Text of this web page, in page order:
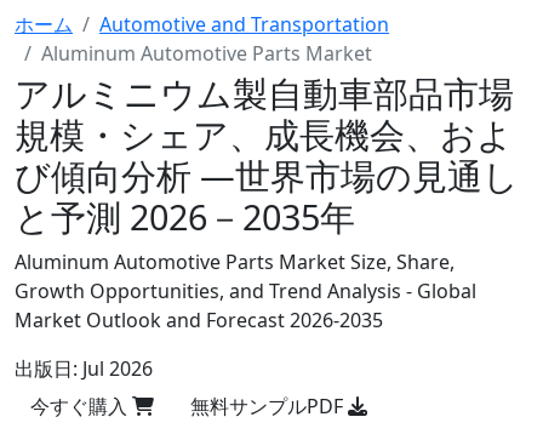
ホーム
Automotive and Transportation
Aluminum Automotive Parts Market
アルミニウム製自動車部品市場
規模・シェア、成長機会、およ
び傾向分析 ―世界市場の見通し
と予測 2026－2035年
Aluminum Automotive Parts Market Size, Share,
Growth Opportunities, and Trend Analysis - Global
Market Outlook and Forecast 2026-2035
出版日: Jul 2026
今すぐ購入
無料サンプルPDF